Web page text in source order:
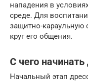
нападения в
среде. Для
защитно-караульную
круг его общения.
С чего
Начальный этап